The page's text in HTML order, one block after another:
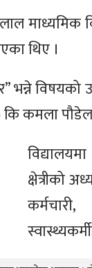
माध्यमिक
थिए ।
विषयको
कमला पौडेल
क्षेत्रीको